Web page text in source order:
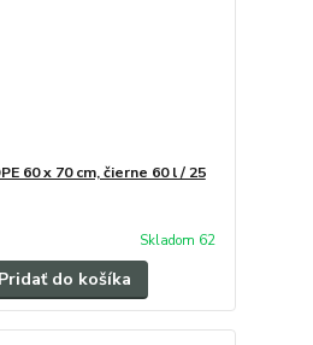
60 x 70 cm, čierne 60 l / 25
Skladom 62
Pridať do košíka